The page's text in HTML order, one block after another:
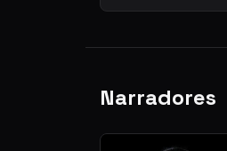
Narradores